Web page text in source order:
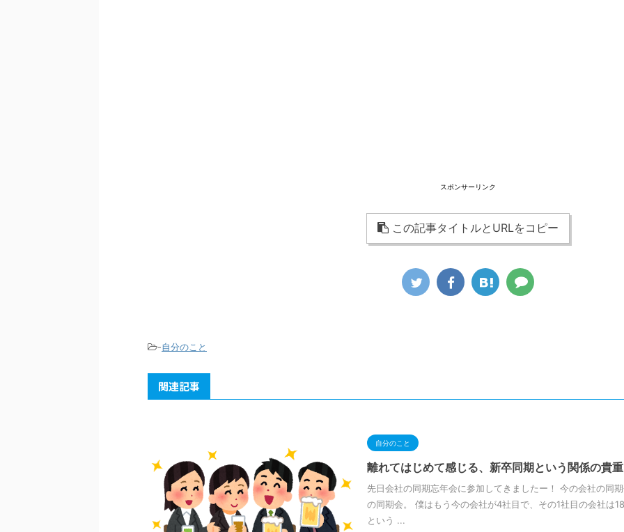
スポンサーリンク
この記事タイトルとURLをコピー
-自分のこと
関連記事
自分のこと
離れてはじめて感じる、新卒同期という関係の貴
先日会社の同期忘年会に参加してきましたー！ 今の会社の同
の同期会。 僕はもう今の会社が4社目で、その1社目の会社は
という ...